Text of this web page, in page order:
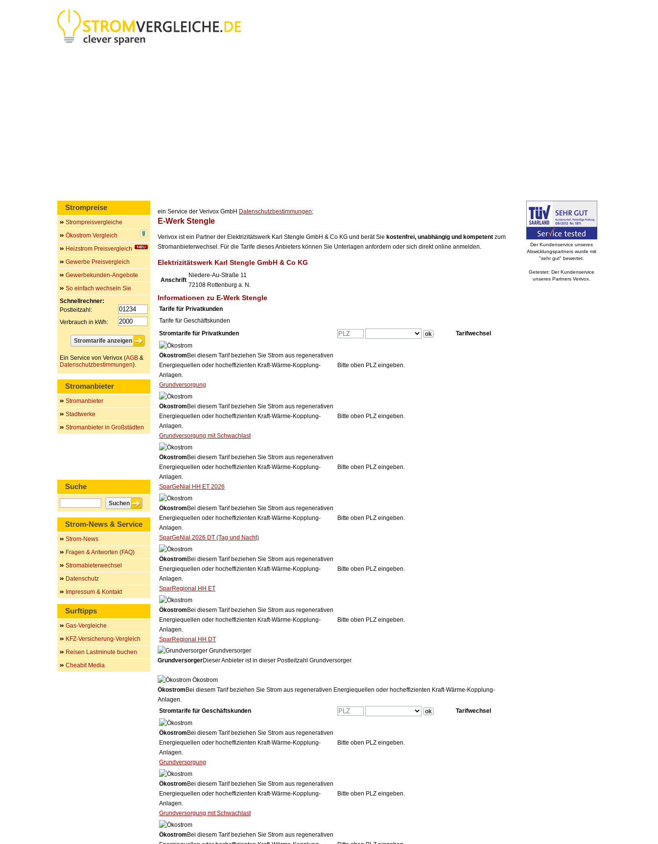
ein Service der Verivox GmbH Datenschutzbestimmungen;
E-Werk Stengle
Verivox ist ein Partner der Elektrizitätswerk Karl Stengle GmbH & Co KG und berät Sie kostenfrei, unabhängig und kompetent zum
Stromanbieterwechsel. Für die Tarife dieses Anbieters können Sie Unterlagen anfordern oder sich direkt online anmelden.
Elektrizitätswerk Karl Stengle GmbH & Co KG
Anschrift
Niedere-Au-Straße 11
72108 Rottenburg a. N.
Informationen zu E-Werk Stengle
Tarife für Privatkunden
Tarife für Geschäftskunden
Stromtarife für Privatkunden
Tarifwechsel
Ökostrom Bei diesem Tarif beziehen Sie Strom aus regenerativen
Energiequellen oder hocheffizienten Kraft-Wärme-Kopplung-
Anlagen.
Grundversorgung
Bitte oben PLZ eingeben.
Ökostrom Bei diesem Tarif beziehen Sie Strom aus regenerativen
Energiequellen oder hocheffizienten Kraft-Wärme-Kopplung-
Anlagen.
Grundversorgung mit Schwachlast
Bitte oben PLZ eingeben.
Ökostrom Bei diesem Tarif beziehen Sie Strom aus regenerativen
Energiequellen oder hocheffizienten Kraft-Wärme-Kopplung-
Anlagen.
SparGeNial HH ET 2026
Bitte oben PLZ eingeben.
Ökostrom Bei diesem Tarif beziehen Sie Strom aus regenerativen
Energiequellen oder hocheffizienten Kraft-Wärme-Kopplung-
Anlagen.
SparGeNial 2026 DT (Tag und Nacht)
Bitte oben PLZ eingeben.
Ökostrom Bei diesem Tarif beziehen Sie Strom aus regenerativen
Energiequellen oder hocheffizienten Kraft-Wärme-Kopplung-
Anlagen.
SparRegional HH ET
Bitte oben PLZ eingeben.
Ökostrom Bei diesem Tarif beziehen Sie Strom aus regenerativen
Energiequellen oder hocheffizienten Kraft-Wärme-Kopplung-
Anlagen.
SparRegional HH DT
Bitte oben PLZ eingeben.
Grundversorger
GrundversorgerDieser Anbieter ist in dieser Postleitzahl Grundversorger.
Ökostrom
Ökostrom Bei diesem Tarif beziehen Sie Strom aus regenerativen Energiequellen oder hocheffizienten Kraft-Wärme-Kopplung-
Anlagen.
Stromtarife für Geschäftskunden
Tarifwechsel
Ökostrom Bei diesem Tarif beziehen Sie Strom aus regenerativen
Energiequellen oder hocheffizienten Kraft-Wärme-Kopplung-
Anlagen.
Grundversorgung
Bitte oben PLZ eingeben.
Ökostrom Bei diesem Tarif beziehen Sie Strom aus regenerativen
Energiequellen oder hocheffizienten Kraft-Wärme-Kopplung-
Anlagen.
Grundversorgung mit Schwachlast
Bitte oben PLZ eingeben.
Ökostrom Bei diesem Tarif beziehen Sie Strom aus regenerativen
Strompreise
Strompreisvergleiche
Ökostrom Vergleich
Heizstrom Preisvergleich
Gewerbe Preisvergleich
Gewerbekunden-Angebote
So einfach wechseln Sie
Schnellrechner:
Postleitzahl:
Verbrauch in kWh:
Ein Service von Verivox (AGB &
Datenschutzbestimmungen).
Stromanbieter
Stromanbieter
Stadtwerke
Stromanbieter in Großstädten
Suche
Strom-News & Service
Strom-News
Fragen & Antworten (FAQ)
Stromabieterwechsel
Datenschutz
Impressum & Kontakt
Surftipps
Gas-Vergleiche
KFZ-Versicherung-Vergleich
Reisen Lastminute buchen
Cheabit Media
Der Kundenservice unseres
Abwicklungspartners wurde mit
"sehr gut" bewertet.
Getestet: Der Kundenservice
unseres Partners Verivox.